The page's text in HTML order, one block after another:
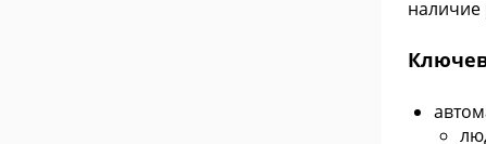
наличие